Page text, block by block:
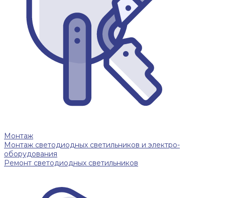
Монтаж
Монтаж светодиодных светильников и электро-
оборудования
Ремонт светодиодных светильников